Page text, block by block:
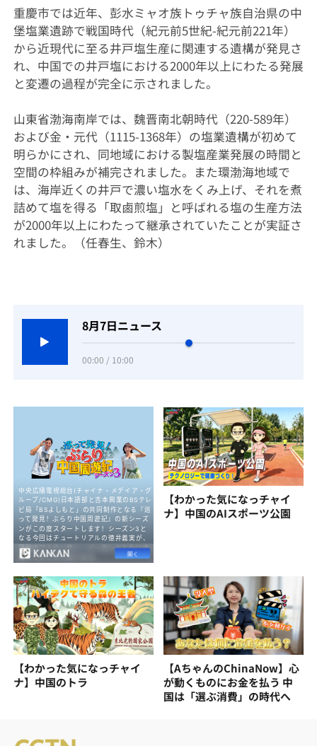
重慶市では近年、彭水ミャオ族トゥチャ族自治県の中
堡塩業遺跡で戦国時代（紀元前5世紀-紀元前221年）
から近現代に至る井戸塩生産に関連する遺構が発見さ
れ、中国での井戸塩における2000年以上にわたる発展
と変遷の過程が完全に示されました。
山東省渤海南岸では、魏晋南北朝時代（220-589年）
および金・元代（1115-1368年）の塩業遺構が初めて
明らかにされ、同地域における製塩産業発展の時間と
空間の枠組みが補完されました。また環渤海地域で
は、海岸近くの井戸で濃い塩水をくみ上げ、それを煮
詰めて塩を得る「取鹵煎塩」と呼ばれる塩の生産方法
が2000年以上にわたって継承されていたことが実証さ
れました。（任春生、鈴木）
8月7日ニュース
00:00 / 10:00
【わかった気になっチャイ
ナ】中国のAIスポーツ公園
【わかった気になっチャイ
ナ】中国のトラ
【AちゃんのChinaNow】心
が動くものにお金を払う 中
国は「選ぶ消費」の時代へ